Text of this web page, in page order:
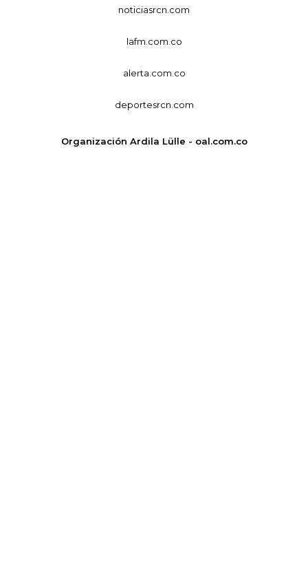
noticiasrcn.com
lafm.com.co
alerta.com.co
deportesrcn.com
Organización Ardila Lülle - oal.com.co